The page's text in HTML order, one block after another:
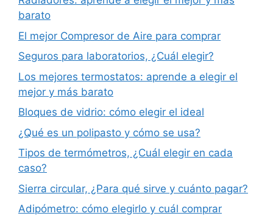
barato
El mejor Compresor de Aire para comprar
Seguros para laboratorios, ¿Cuál elegir?
Los mejores termostatos: aprende a elegir el
mejor y más barato
Bloques de vidrio: cómo elegir el ideal
¿Qué es un polipasto y cómo se usa?
Tipos de termómetros, ¿Cuál elegir en cada
caso?
Sierra circular, ¿Para qué sirve y cuánto pagar?
Adipómetro: cómo elegirlo y cuál comprar